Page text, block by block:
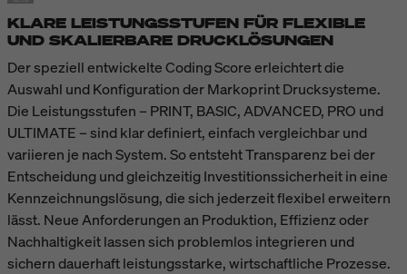
KLARE LEISTUNGSSTUFEN FÜR FLEXIBLE
UND SKALIERBARE DRUCKLÖSUNGEN
Der speziell entwickelte Coding Score erleichtert die
Auswahl und Konfiguration der Markoprint Drucksysteme.
Die Leistungsstufen – PRINT, BASIC, ADVANCED, PRO und
ULTIMATE – sind klar definiert, einfach vergleichbar und
variieren je nach System. So entsteht Transparenz bei der
Entscheidung und gleichzeitig Investitionssicherheit in eine
Kennzeichnungslösung, die sich jederzeit flexibel erweitern
lässt. Neue Anforderungen an Produktion, Effizienz oder
Nachhaltigkeit lassen sich problemlos integrieren und
sichern dauerhaft leistungsstarke, wirtschaftliche Prozesse.